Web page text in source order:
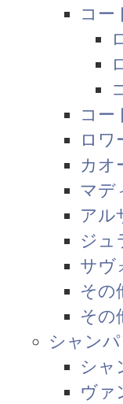
コー
コー
ロワ
カオ
マデ
アル
ジュ
サヴ
その
その
シャン
シャ
ヴァ